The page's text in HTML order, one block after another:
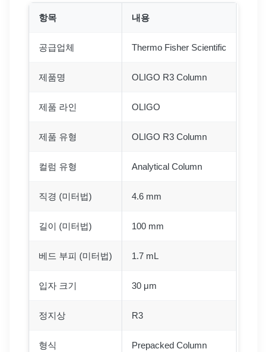
항목 내용
공급업체 Thermo Fisher Scientific
제품명 OLIGO R3 Column
제품 라인 OLIGO
제품 유형 OLIGO R3 Column
컬럼 유형 Analytical Column
직경 (미터법) 4.6 mm
길이 (미터법) 100 mm
베드 부피 (미터법) 1.7 mL
입자 크기 30 μm
정지상 R3
형식 Prepacked Column